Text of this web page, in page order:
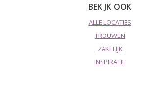
BEKIJK OOK
ALLE LOCATIES
TROUWEN
ZAKELIJK
INSPIRATIE